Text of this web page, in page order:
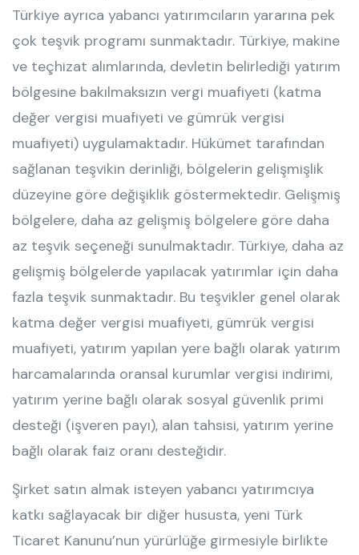
Türkiye ayrıca yabancı yatırımcıların yararına pek
çok teşvik programı sunmaktadır. Türkiye, makine
ve teçhizat alımlarında, devletin belirlediği yatırım
bölgesine bakılmaksızın vergi muafiyeti (katma
değer vergisi muafiyeti ve gümrük vergisi
muafiyeti) uygulamaktadır. Hükümet tarafından
sağlanan teşvikin derinliği, bölgelerin gelişmişlik
düzeyine göre değişiklik göstermektedir. Gelişmiş
bölgelere, daha az gelişmiş bölgelere göre daha
az teşvik seçeneği sunulmaktadır. Türkiye, daha az
gelişmiş bölgelerde yapılacak yatırımlar için daha
fazla teşvik sunmaktadır. Bu teşvikler genel olarak
katma değer vergisi muafiyeti, gümrük vergisi
muafiyeti, yatırım yapılan yere bağlı olarak yatırım
harcamalarında oransal kurumlar vergisi indirimi,
yatırım yerine bağlı olarak sosyal güvenlik primi
desteği (işveren payı), alan tahsisi, yatırım yerine
bağlı olarak faiz oranı desteğidir.
Şirket satın almak isteyen yabancı yatırımcıya
katkı sağlayacak bir diğer hususta, yeni Türk
Ticaret Kanunu’nun yürürlüğe girmesiyle birlikte